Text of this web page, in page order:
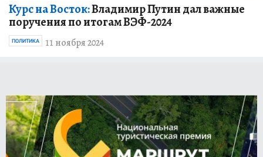
Курс на Восток:Владимир Путин дал важные
поручения по итогам ВЭФ-2024
11 ноября 2024
ПОЛИТИКА